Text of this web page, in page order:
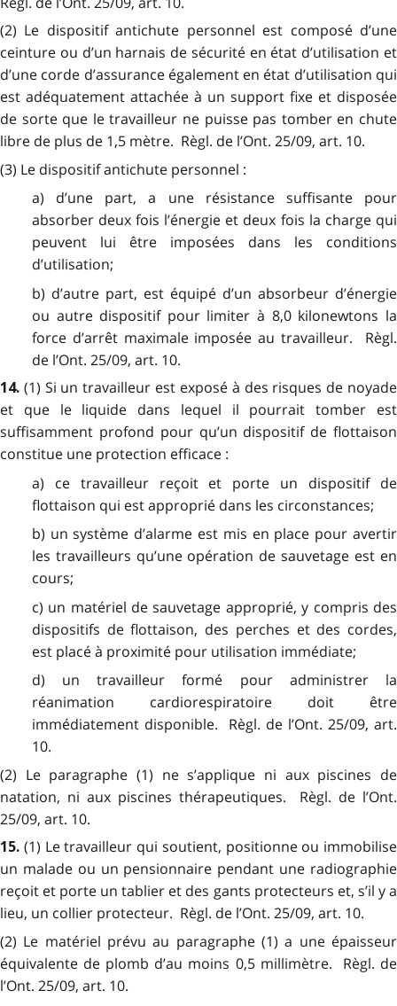
(2) Le dispositif antichute personnel est composé d’une
ceinture ou d’un harnais de sécurité en état d’utilisation et
d’une corde d’assurance également en état d’utilisation qui
est adéquatement attachée à un support fixe et disposée
de sorte que le travailleur ne puisse pas tomber en chute
libre de plus de 1,5 mètre. Règl. de l’Ont. 25/09, art. 10.
(3) Le dispositif antichute personnel :
a) d’une part, a une résistance suffisante pour
absorber deux fois l’énergie et deux fois la charge qui
peuvent lui être imposées dans les conditions
d’utilisation;
b) d’autre part, est équipé d’un absorbeur d’énergie
ou autre dispositif pour limiter à 8,0 kilonewtons la
force d’arrêt maximale imposée au travailleur. Règl.
de l’Ont. 25/09, art. 10.
14. (1) Si un travailleur est exposé à des risques de noyade
et que le liquide dans lequel il pourrait tomber est
suffisamment profond pour qu’un dispositif de flottaison
constitue une protection efficace :
a) ce travailleur reçoit et porte un dispositif de
flottaison qui est approprié dans les circonstances;
b) un système d’alarme est mis en place pour avertir
les travailleurs qu’une opération de sauvetage est en
cours;
c) un matériel de sauvetage approprié, y compris des
dispositifs de flottaison, des perches et des cordes,
est placé à proximité pour utilisation immédiate;
d) un travailleur formé pour administrer la
réanimation cardiorespiratoire doit être
immédiatement disponible. Règl. de l’Ont. 25/09, art.
10.
(2) Le paragraphe (1) ne s’applique ni aux piscines de
natation, ni aux piscines thérapeutiques. Règl. de l’Ont.
25/09, art. 10.
15. (1) Le travailleur qui soutient, positionne ou immobilise
un malade ou un pensionnaire pendant une radiographie
reçoit et porte un tablier et des gants protecteurs et, s’il y a
lieu, un collier protecteur. Règl. de l’Ont. 25/09, art. 10.
(2) Le matériel prévu au paragraphe (1) a une épaisseur
équivalente de plomb d’au moins 0,5 millimètre. Règl. de
l’Ont. 25/09, art. 10.